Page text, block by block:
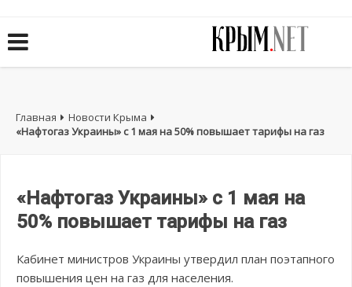
Главная
Новости Крыма
«Нафтогаз Украины» с 1 мая на 50% повышает тарифы на газ
«Нафтогаз Украины» с 1 мая на
50% повышает тарифы на газ
Кабинет министров Украины утвердил план поэтапного
повышения цен на газ для населения.